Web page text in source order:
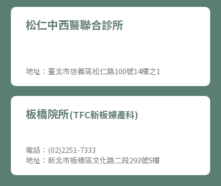
松仁中西醫聯合診所
地址：臺北市信義區松仁路100號14樓之1
板橋院所(TFC新板婦產科)
電話：(02)2251-7333
地址：新北市板橋區文化路二段293號5樓